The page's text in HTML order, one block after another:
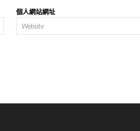
個人網站網址